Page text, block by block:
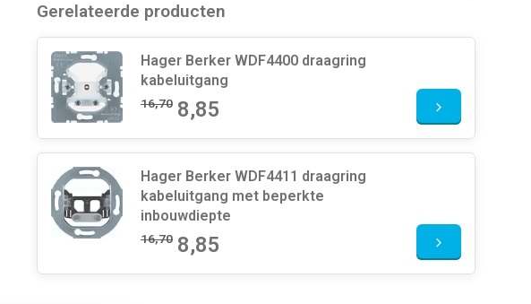
Gerelateerde producten
Hager Berker WDF4400 draagring
kabeluitgang
16,70 8,85
Hager Berker WDF4411 draagring
kabeluitgang met beperkte
inbouwdiepte
16,70 8,85